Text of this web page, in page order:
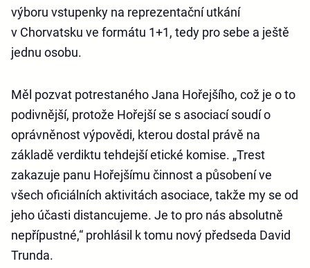
výboru vstupenky na reprezentační utkání
v Chorvatsku ve formátu 1+1, tedy pro sebe a ještě
jednu osobu.
Měl pozvat potrestaného Jana Hořejšího, což je o to
podivnější, protože Hořejší se s asociací soudí o
oprávněnost výpovědi, kterou dostal právě na
základě verdiktu tehdejší etické komise. „Trest
zakazuje panu Hořejšímu činnost a působení ve
všech oficiálních aktivitách asociace, takže my se od
jeho účasti distancujeme. Je to pro nás absolutně
nepřípustné,“ prohlásil k tomu nový předseda David
Trunda.